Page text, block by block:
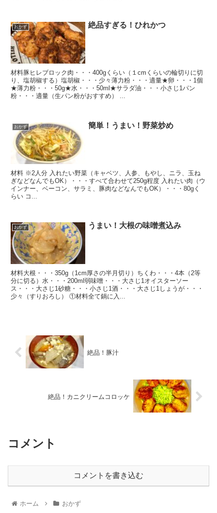
おかず 絶品すぎる！ひれかつ
材料豚ヒレブロック肉・・・400gくらい（１cmくらいの輪切りに切
り、塩胡椒する）塩胡椒・・・少々薄力粉・・・適量★卵・・・1個
★薄力粉・・・50g★水・・・50ml★サラダ油・・・小さじ1パン
粉・・・適量（生パン粉がおすすめ） ...
おかず 簡単！うまい！野菜炒め
材料 ※2人分 入れたい野菜（キャベツ、人参、もやし、ニラ、玉ね
ぎなどなんでもOK）・・・すべて合わせて250g程度 入れたい肉（ウ
インナー、ベーコン、サラミ、豚肉などなんでもOK）・・・80gく
らい コ...
おかず うまい！大根の味噌煮込み
材料大根・・・350g（1cm厚さの半月切り）ちくわ・・・4本（2等
分に切る）水・・・200ml弱味噌・・・大さじ1オイスターソー
ス・・・大さじ1砂糖・・・小さじ1酒・・・大さじ1しょうが・・・
少々（すりおろし） ①材料全て鍋に入...
絶品！豚汁
絶品！カニクリームコロッケ
コメント
コメントを書き込む
ホーム おかず